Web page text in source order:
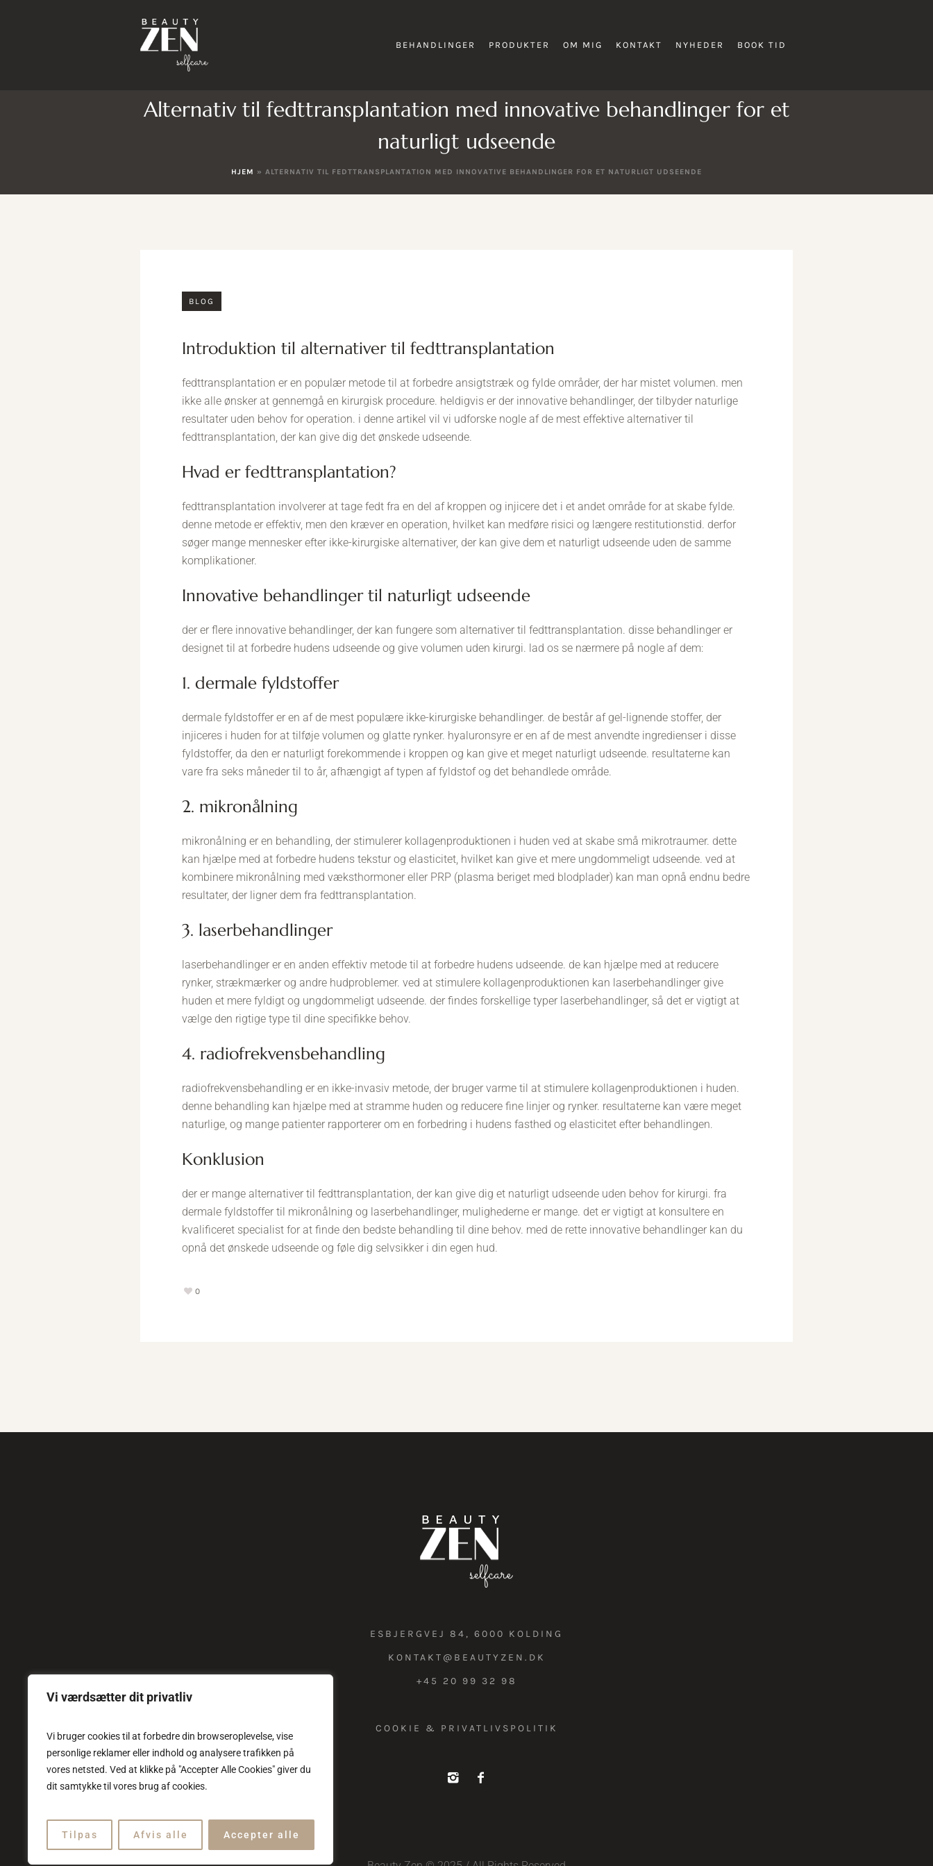
Vi værdsætter dit privatliv
Vi bruger cookies til at forbedre din browseroplevelse, vise
personlige reklamer eller indhold og analysere trafikken på
vores netsted. Ved at klikke på "Accepter Alle Cookies" giver du
dit samtykke til vores brug af cookies.
Tilpas Afvis alle Accepter alle
BEHANDLINGER PRODUKTER OM MIG KONTAKT NYHEDER BOOK TID
Alternativ til fedttransplantation med innovative behandlinger for et
naturligt udseende
HJEM » ALTERNATIV TIL FEDTTRANSPLANTATION MED INNOVATIVE BEHANDLINGER FOR ET NATURLIGT UDSEENDE
BLOG
introduktion til alternativer til fedttransplantation
fedttransplantation er en populær metode til at forbedre ansigtstræk og fylde områder, der har mistet volumen. men
ikke alle ønsker at gennemgå en kirurgisk procedure. heldigvis er der innovative behandlinger, der tilbyder naturlige
resultater uden behov for operation. i denne artikel vil vi udforske nogle af de mest effektive alternativer til
fedttransplantation, der kan give dig det ønskede udseende.
hvad er fedttransplantation?
fedttransplantation involverer at tage fedt fra en del af kroppen og injicere det i et andet område for at skabe fylde.
denne metode er effektiv, men den kræver en operation, hvilket kan medføre risici og længere restitutionstid. derfor
søger mange mennesker efter ikke-kirurgiske alternativer, der kan give dem et naturligt udseende uden de samme
komplikationer.
innovative behandlinger til naturligt udseende
der er flere innovative behandlinger, der kan fungere som alternativer til fedttransplantation. disse behandlinger er
designet til at forbedre hudens udseende og give volumen uden kirurgi. lad os se nærmere på nogle af dem:
1. dermale fyldstoffer
dermale fyldstoffer er en af de mest populære ikke-kirurgiske behandlinger. de består af gel-lignende stoffer, der
injiceres i huden for at tilføje volumen og glatte rynker. hyaluronsyre er en af de mest anvendte ingredienser i disse
fyldstoffer, da den er naturligt forekommende i kroppen og kan give et meget naturligt udseende. resultaterne kan
vare fra seks måneder til to år, afhængigt af typen af fyldstof og det behandlede område.
2. mikronålning
mikronålning er en behandling, der stimulerer kollagenproduktionen i huden ved at skabe små mikrotraumer. dette
kan hjælpe med at forbedre hudens tekstur og elasticitet, hvilket kan give et mere ungdommeligt udseende. ved at
kombinere mikronålning med væksthormoner eller PRP (plasma beriget med blodplader) kan man opnå endnu bedre
resultater, der ligner dem fra fedttransplantation.
3. laserbehandlinger
laserbehandlinger er en anden effektiv metode til at forbedre hudens udseende. de kan hjælpe med at reducere
rynker, strækmærker og andre hudproblemer. ved at stimulere kollagenproduktionen kan laserbehandlinger give
huden et mere fyldigt og ungdommeligt udseende. der findes forskellige typer laserbehandlinger, så det er vigtigt at
vælge den rigtige type til dine specifikke behov.
4. radiofrekvensbehandling
radiofrekvensbehandling er en ikke-invasiv metode, der bruger varme til at stimulere kollagenproduktionen i huden.
denne behandling kan hjælpe med at stramme huden og reducere fine linjer og rynker. resultaterne kan være meget
naturlige, og mange patienter rapporterer om en forbedring i hudens fasthed og elasticitet efter behandlingen.
konklusion
der er mange alternativer til fedttransplantation, der kan give dig et naturligt udseende uden behov for kirurgi. fra
dermale fyldstoffer til mikronålning og laserbehandlinger, mulighederne er mange. det er vigtigt at konsultere en
kvalificeret specialist for at finde den bedste behandling til dine behov. med de rette innovative behandlinger kan du
opnå det ønskede udseende og føle dig selvsikker i din egen hud.
0
ESBJERGVEJ 84, 6000 KOLDING
KONTAKT@BEAUTYZEN.DK
+45 20 99 32 98
COOKIE & PRIVATLIVSPOLITIK